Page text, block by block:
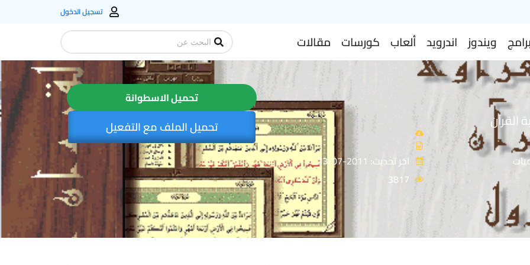
تسجيل الدخول
برامج ويندوز اندرويد ألعاب كورسات مقالات
Search
...
القرآن
اخر تحديث: 2011-07-23
3817
تحميل الاسطوانة
تحميل الملف مع التفعيل